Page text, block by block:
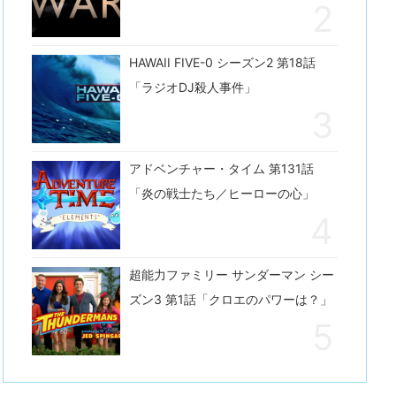
HAWAII FIVE-0 シーズン2 第18話
「ラジオDJ殺人事件」
アドベンチャー・タイム 第131話
「炎の戦士たち／ヒーローの心」
超能力ファミリー サンダーマン シー
ズン3 第1話「クロエのパワーは？」